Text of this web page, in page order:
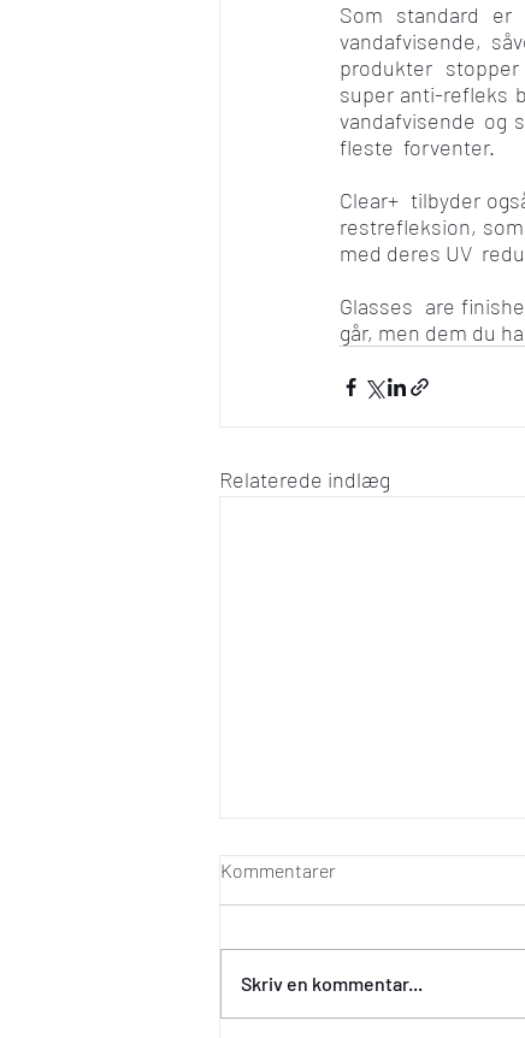
Som standard
vandafvisende,
produkter
super anti-refleks
vandafvisende og
fleste  forventer.
Clear+  tilbyder
restrefleksion,
med deres UV
Glasses  are
går, men dem du
Relaterede indlæg
Kommentarer
Skriv en kommentar...